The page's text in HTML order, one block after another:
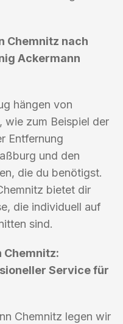
Chemnitz nach
Ackermann
hängen von
wie zum Beispiel der
Entfernung
und den
die du benötigst.
bietet dir
die individuell auf
sind.
Chemnitz:
Service für
Chemnitz legen wir